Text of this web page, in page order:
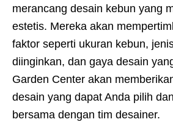
merancang desain kebun yang
estetis. Mereka akan
faktor seperti ukuran kebun,
diinginkan, dan gaya desain
Garden Center akan
desain yang dapat Anda pilih
bersama dengan tim desainer.